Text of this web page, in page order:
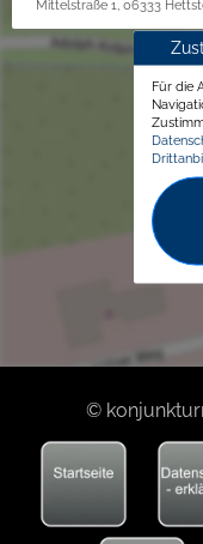
Mittelstraße 1, 06333
Für die
©